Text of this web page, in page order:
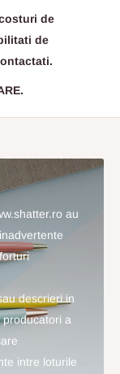
de
de
au
descrieri in
a
intre loturile